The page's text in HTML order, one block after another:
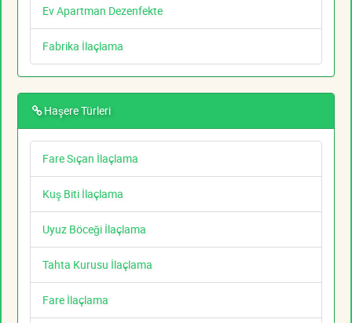
Ev Apartman Dezenfekte
Fabrika İlaçlama
Haşere Türleri
Fare Sıçan İlaçlama
Kuş Biti İlaçlama
Uyuz Böceği İlaçlama
Tahta Kurusu İlaçlama
Fare İlaçlama